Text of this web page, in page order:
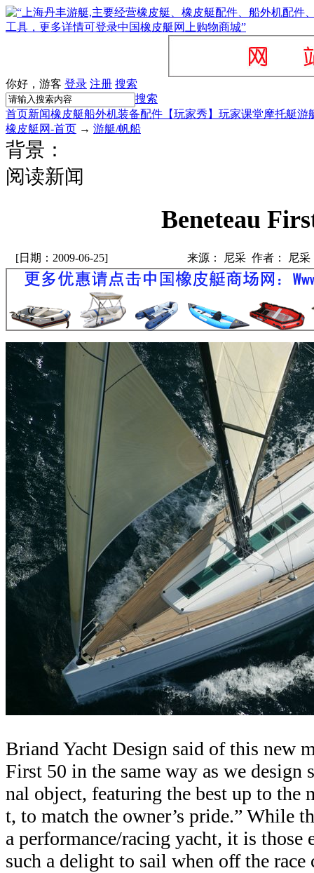
你好，游客 登录 注册 搜索
搜索
首页新闻橡皮艇船外机装备配件 【玩家秀】 玩家课堂摩托艇游
橡皮艇网-首页 → 游艇/帆船
背景：
阅读新闻
Beneteau
[日期：2009-06-25] 来源： 尼采 作者： 尼采
Briand Yacht Design said of this new
First 50 in the same way as we design
nal object, featuring the best up to the
t, to match the owner’s pride.” While
a performance/racing yacht, it is those
such a delight to sail when off the race